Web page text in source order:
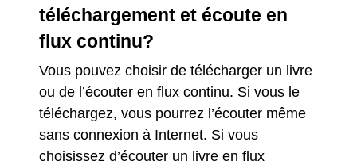
téléchargement et écoute en
flux continu?
Vous pouvez choisir de télécharger un livre
ou de l’écouter en flux continu. Si vous le
téléchargez, vous pourrez l’écouter même
sans connexion à Internet. Si vous
choisissez d’écouter un livre en flux